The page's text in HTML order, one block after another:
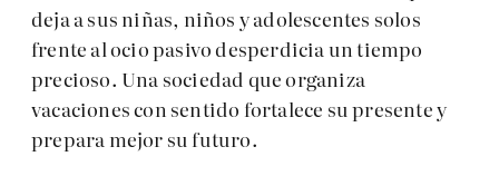
deja a sus niñas, niños y adolescentes solos
frente al ocio pasivo desperdicia un tiempo
precioso. Una sociedad que organiza
vacaciones con sentido fortalece su presente y
prepara mejor su futuro.